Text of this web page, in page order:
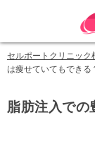
セルポートクリニック
は痩せていてもできる
脂肪注入での